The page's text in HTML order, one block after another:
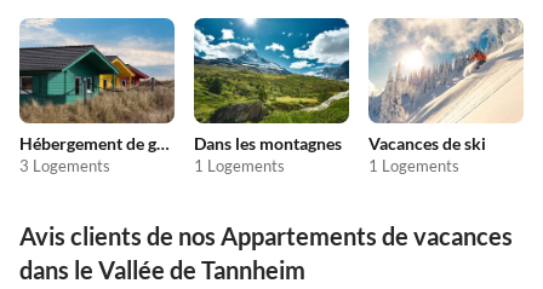
Hébergement de groupe
3 Logements
Dans les montagnes
1 Logements
Vacances de ski
1 Logements
Avis clients de nos Appartements de vacances
dans le Vallée de Tannheim